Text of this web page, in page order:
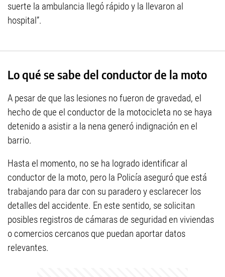
suerte la ambulancia llegó rápido y la llevaron al
hospital”.
Lo qué se sabe del conductor de la moto
A pesar de que las lesiones no fueron de gravedad, el
hecho de que el conductor de la motocicleta no se haya
detenido a asistir a la nena generó indignación en el
barrio.
Hasta el momento, no se ha logrado identificar al
conductor de la moto, pero la Policía aseguró que está
trabajando para dar con su paradero y esclarecer los
detalles del accidente. En este sentido, se solicitan
posibles registros de cámaras de seguridad en viviendas
o comercios cercanos que puedan aportar datos
relevantes.